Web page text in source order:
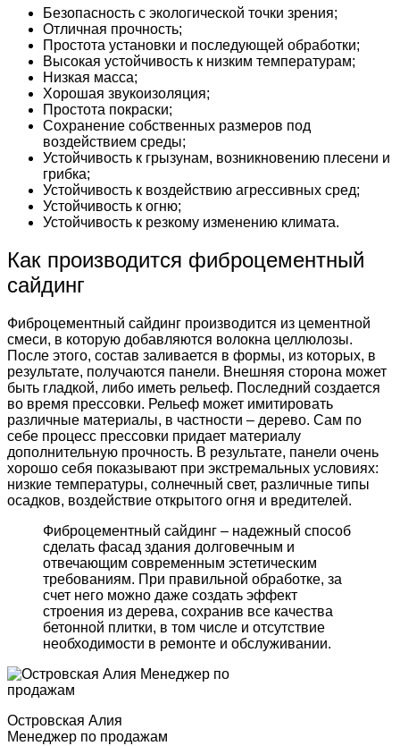
Безопасность с экологической точки зрения;
Отличная прочность;
Простота установки и последующей обработки;
Высокая устойчивость к низким температурам;
Низкая масса;
Хорошая звукоизоляция;
Простота покраски;
Сохранение собственных размеров под
воздействием среды;
Устойчивость к грызунам, возникновению плесени и
грибка;
Устойчивость к воздействию агрессивных сред;
Устойчивость к огню;
Устойчивость к резкому изменению климата.
Как производится фиброцементный
сайдинг
Фиброцементный сайдинг производится из цементной
смеси, в которую добавляются волокна целлюлозы.
После этого, состав заливается в формы, из которых, в
результате, получаются панели. Внешняя сторона может
быть гладкой, либо иметь рельеф. Последний создается
во время прессовки. Рельеф может имитировать
различные материалы, в частности – дерево. Сам по
себе процесс прессовки придает материалу
дополнительную прочность. В результате, панели очень
хорошо себя показывают при экстремальных условиях:
низкие температуры, солнечный свет, различные типы
осадков, воздействие открытого огня и вредителей.
Фиброцементный сайдинг – надежный способ
сделать фасад здания долговечным и
отвечающим современным эстетическим
требованиям. При правильной обработке, за
счет него можно даже создать эффект
строения из дерева, сохранив все качества
бетонной плитки, в том числе и отсутствие
необходимости в ремонте и обслуживании.
Островская Алия
Менеджер по продажам